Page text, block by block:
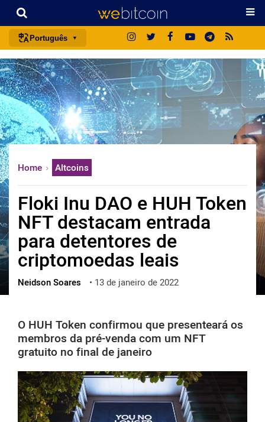
Português
português (BR)
english
español
français
italiano
日本語
русский
한국어
العربية
ไทย
ქართული
vietnamese
Home Altcoins
Floki Inu DAO e HUH Token
NFT destacam entrada
para detentores de
criptomoedas leais
Neidson Soares • 13 de janeiro de 2022
O HUH Token confirmou que presenteará os
membros da pré-venda com um NFT
gratuito no final de janeiro